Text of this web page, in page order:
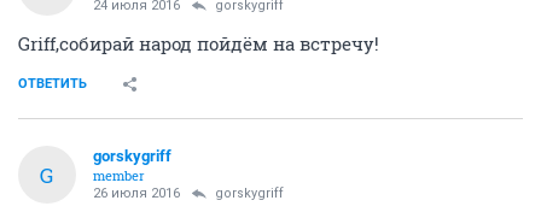
24 июля 2016 gorskygriff
Griff,собирай народ пойдём на встречу!
ОТВЕТИТЬ
G
gorskygriff
member
26 июля 2016 gorskygriff